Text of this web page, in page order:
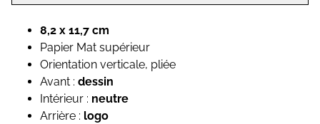
8,2 x 11,7 cm
Papier Mat supérieur
Orientation verticale, pliée
Avant : dessin
Intérieur : neutre
Arrière : logo